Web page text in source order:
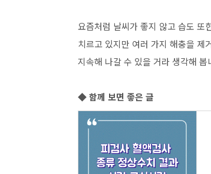
요즘처럼 날씨가 좋지 않고 습도 또
치르고 있지만 여러 가지 해충을 제
지속해 나갈 수 있을 거라 생각해 봅
◆ 함께 보면 좋은 글